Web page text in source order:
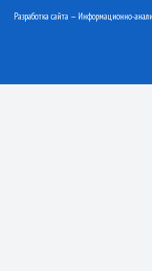
Разработка сайта — Информационно-